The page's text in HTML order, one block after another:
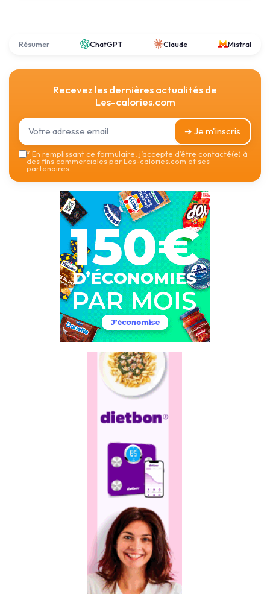
Résumer ChatGPT Claude Mistral
Recevez les dernières actualités de
Les-calories.com
➔ Je m'inscris
*En remplissant ce formulaire, j’accepte d’être contacté(e) à
des fins commerciales par Les-calories.com et ses
partenaires.